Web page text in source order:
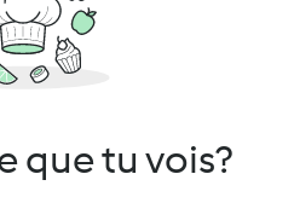
que tu vois?